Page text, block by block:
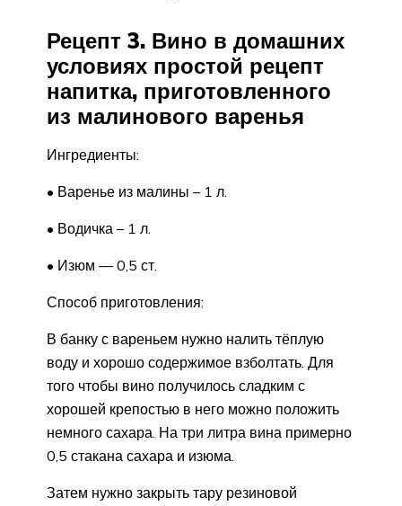
Рецепт 3. Вино в домашних
условиях простой рецепт
напитка, приготовленного
из малинового варенья
Ингредиенты:
• Варенье из малины – 1 л.
• Водичка – 1 л.
• Изюм — 0,5 ст.
Способ приготовления:
В банку с вареньем нужно налить тёплую
воду и хорошо содержимое взболтать. Для
того чтобы вино получилось сладким с
хорошей крепостью в него можно положить
немного сахара. На три литра вина примерно
0,5 стакана сахара и изюма.
Затем нужно закрыть тару резиновой